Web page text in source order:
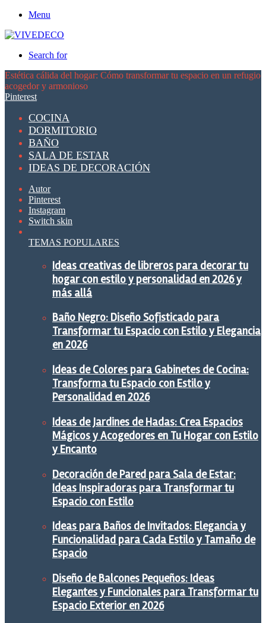
Menu
Search for
Estética cálida del hogar: Cómo transformar tu espacio en un refugio
acogedor y armonioso
Pinterest
COCINA
DORMITORIO
BAÑO
SALA DE ESTAR
IDEAS DE DECORACIÓN
Autor
Pinterest
Instagram
Switch skin
TEMAS POPULARES
Ideas creativas de libreros para decorar tu
hogar con estilo y personalidad en 2026 y
más allá
Baño Negro: Diseño Sofisticado para
Transformar tu Espacio con Estilo y Elegancia
en 2026
Ideas de Colores para Gabinetes de Cocina:
Transforma tu Espacio con Estilo y
Personalidad en 2026
Ideas de Jardines de Hadas: Crea Espacios
Mágicos y Acogedores en Tu Hogar con Estilo
y Encanto
Decoración de Pared para Sala de Estar:
Ideas Inspiradoras para Transformar tu
Espacio con Estilo
Ideas para Baños de Invitados: Elegancia y
Funcionalidad para Cada Estilo y Tamaño de
Espacio
Diseño de Balcones Pequeños: Ideas
Elegantes y Funcionales para Transformar tu
Espacio Exterior en 2026